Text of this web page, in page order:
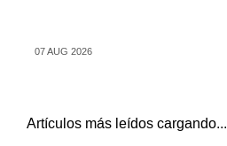
07 AUG 2026
Artículos más leídos cargando...